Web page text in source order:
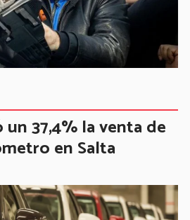
37,4% la venta de
en Salta